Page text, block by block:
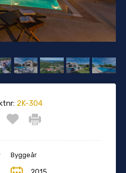
2K-304
Byggeår